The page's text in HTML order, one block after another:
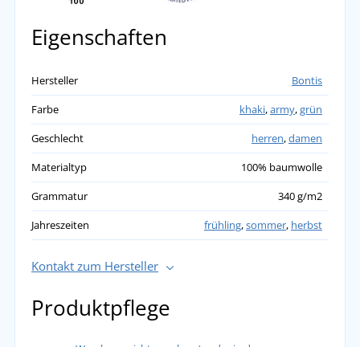
Eigenschaften
Hersteller
Bontis
Farbe
khaki,army,grün
Geschlecht
herren,damen
Materialtyp
100% baumwolle
Grammatur
340 g/m2
Jahreszeiten
frühling,sommer, herbst
Kontakt zum Hersteller
Produktpflege